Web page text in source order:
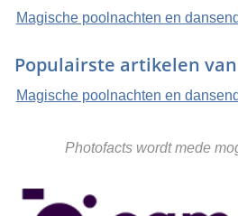
Magische poolnachten en
Populairste artikelen van
Magische poolnachten en
Photofacts wordt mede